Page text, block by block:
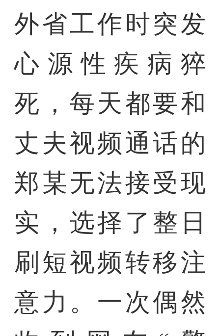
外省工作时突发
心源性疾病猝
死，每天都要和
丈夫视频通话的
郑某无法接受现
实，选择了整日
刷短视频转移注
意力。一次偶然